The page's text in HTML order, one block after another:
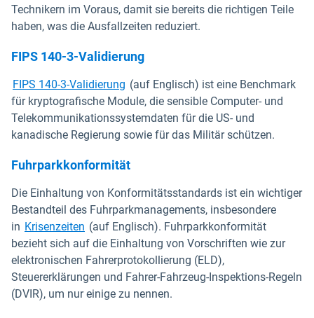
Technikern im Voraus, damit sie bereits die richtigen Teile
haben, was die Ausfallzeiten reduziert.
FIPS 140-3-Validierung
FIPS 140-3-Validierung (auf Englisch) ist eine Benchmark
für kryptografische Module, die sensible Computer- und
Telekommunikationssystemdaten für die US- und
kanadische Regierung sowie für das Militär schützen.
Fuhrparkkonformität
Die Einhaltung von Konformitätsstandards ist ein wichtiger
Bestandteil des Fuhrparkmanagements, insbesondere
in Krisenzeiten (auf Englisch). Fuhrparkkonformität
bezieht sich auf die Einhaltung von Vorschriften wie zur
elektronischen Fahrerprotokollierung (ELD),
Steuererklärungen und Fahrer-Fahrzeug-Inspektions-Regeln
(DVIR), um nur einige zu nennen.